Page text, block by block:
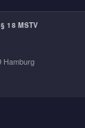
18 MSTV
Hamburg